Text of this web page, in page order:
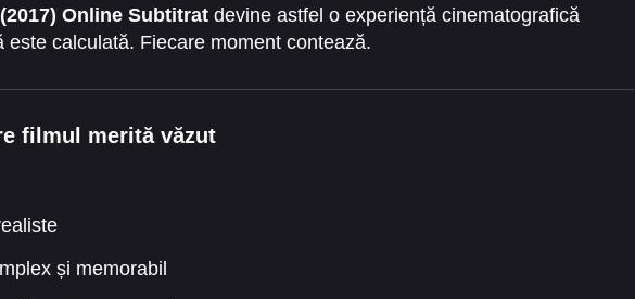
Online Subtitrat devine astfel o experiență cinematografică
este calculată. Fiecare moment contează.
filmul merită văzut
și memorabil